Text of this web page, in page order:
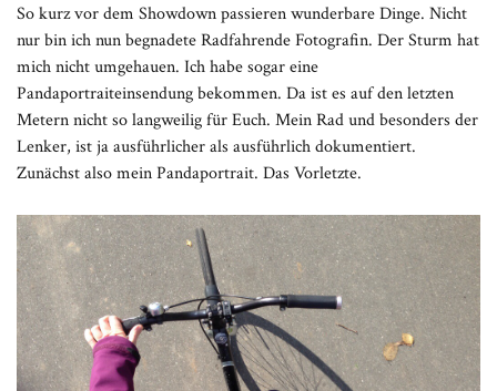
So kurz vor dem Showdown passieren wunderbare Dinge. Nicht
nur bin ich nun begnadete Radfahrende Fotografin. Der Sturm hat
mich nicht umgehauen. Ich habe sogar eine
Pandaportraiteinsendung bekommen. Da ist es auf den letzten
Metern nicht so langweilig für Euch. Mein Rad und besonders der
Lenker, ist ja ausführlicher als ausführlich dokumentiert.
Zunächst also mein Pandaportrait. Das Vorletzte.